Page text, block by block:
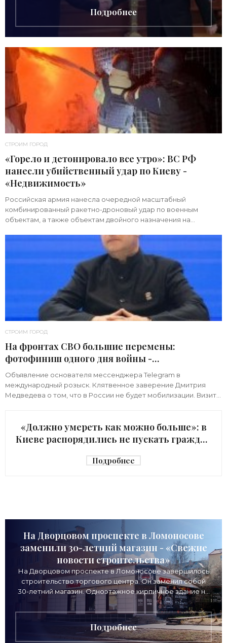
Подробнее
СТРОИМ ГОРОД
«Горело и детонировало все утро»: ВС РФ
нанесли убийственный удар по Киеву -
«Недвижимость»
Российская армия нанесла очередной масштабный
комбинированный ракетно-дроновый удар по военным
объектам, а также объектам двойного назначения на
СТРОИМ ГОРОД
На фронтах СВО большие перемены:
фотофиниш одного дня войны -
«Недвижимость»
Объявление основателя мессенджера Telegram в
международный розыск. Клятвенное заверение Дмитрия
Медведева о том, что в России не будет мобилизации. Визит
«Должно умереть как можно больше»: в
Киеве распорядились не пускать граждан
Подробнее
На Дворцовом проспекте в Ломоносове
заменили 30-летний магазин - «Свежие
новости строительства»
На Дворцовом проспекте в Ломоносове завершилось
строительство торгового центра. Он заменил собой
30-летний магазин. Одноэтажное кирпичное здание на
Дворцовом проспекте, 16а, было построено
Подробнее